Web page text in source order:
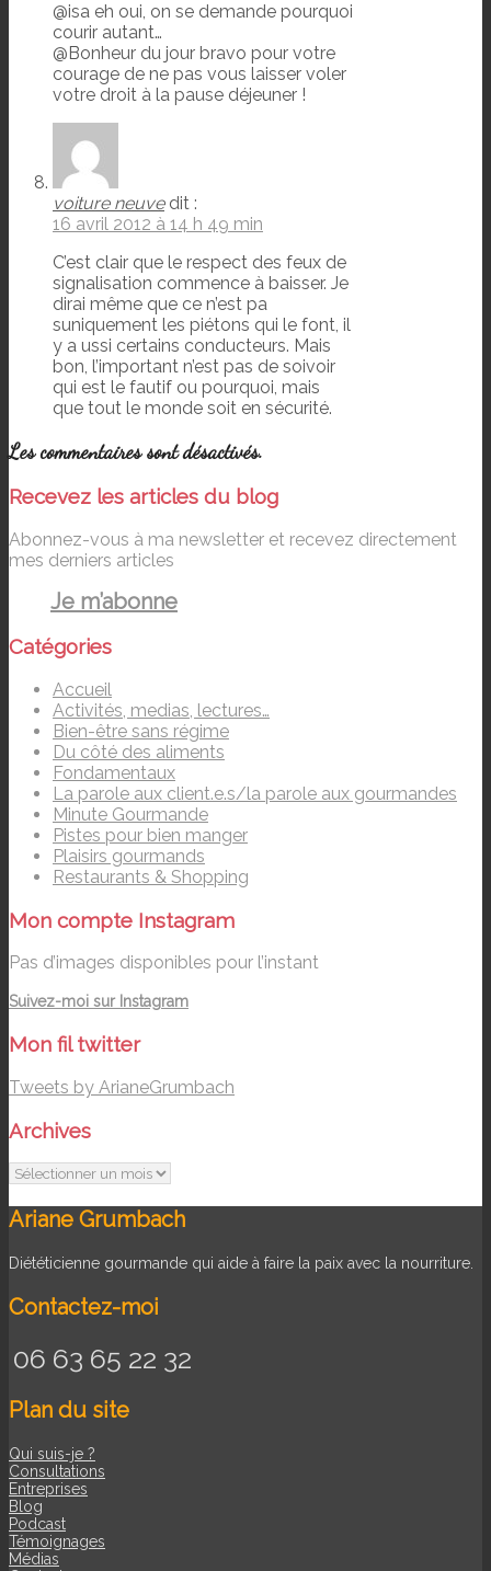
@isa eh oui, on se demande pourquoi
courir autant…
@Bonheur du jour bravo pour votre
courage de ne pas vous laisser voler
votre droit à la pause déjeuner !
voiture neuve dit :
16 avril 2012 à 14 h 49 min
C’est clair que le respect des feux de
signalisation commence à baisser. Je
dirai même que ce n’est pa
suniquement les piétons qui le font, il
y a ussi certains conducteurs. Mais
bon, l’important n’est pas de soivoir
qui est le fautif ou pourquoi, mais
que tout le monde soit en sécurité.
Les commentaires sont désactivés.
Recevez les articles du blog
Abonnez-vous à ma newsletter et recevez directement
mes derniers articles
Je m’abonne
Catégories
Accueil
Activités, medias, lectures…
Bien-être sans régime
Du côté des aliments
Fondamentaux
La parole aux client.e.s/la parole aux gourmandes
Minute Gourmande
Pistes pour bien manger
Plaisirs gourmands
Restaurants & Shopping
Mon compte Instagram
Pas d’images disponibles pour l’instant
Suivez-moi sur Instagram
Mon fil twitter
Tweets by ArianeGrumbach
Archives
Archives
Ariane Grumbach
Diététicienne gourmande qui aide à faire la paix avec la nourriture.
Contactez-moi
06 63 65 22 32
Plan du site
Qui suis-je ?
Consultations
Entreprises
Blog
Podcast
Témoignages
Médias